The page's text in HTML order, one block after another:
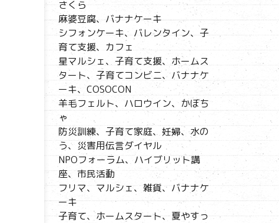
さくら
麻婆豆腐、バナナケーキ
シフォンケーキ、バレンタイン、子
育て支援、カフェ
星マルシェ、子育て支援、ホームス
タート、子育てコンビニ、バナナケ
ーキ、COSOCON
羊毛フェルト、ハロウイン、かぼち
ゃ
防災訓練、子育て家庭、妊婦、水の
う、災害用伝言ダイヤル
NPOフォーラム、ハイブリット講
座、市民活動
フリマ、マルシェ、雑貨、バナナケ
ーキ
子育て、ホームスタート、夏やすっ